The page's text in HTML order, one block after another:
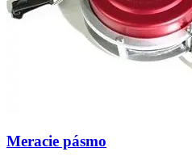
Meracie pásmo